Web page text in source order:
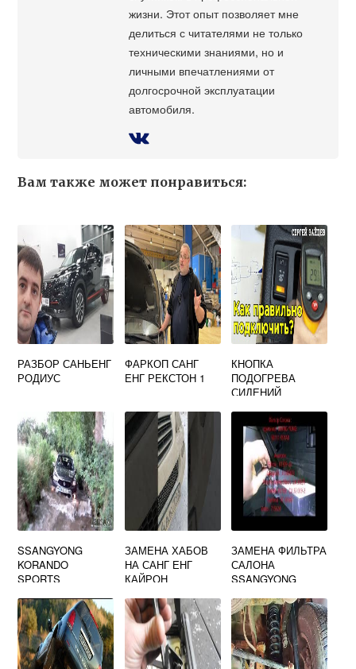
жизни. Этот опыт позволяет мне
делиться с читателями не только
техническими знаниями, но и
личными впечатлениями от
долгосрочной эксплуатации
автомобиля.
Вам также может понравиться:
РАЗБОР САНЬЕНГ
РОДИУС
ФАРКОП САНГ
ЕНГ РЕКСТОН 1
КНОПКА
ПОДОГРЕВА
СИДЕНИЙ
ACTYON NEW
SSANGYONG
KORANDO
SPORTS
ЗАМЕНА ХАБОВ
НА САНГ ЕНГ
КАЙРОН
ЗАМЕНА ФИЛЬТРА
САЛОНА
SSANGYONG